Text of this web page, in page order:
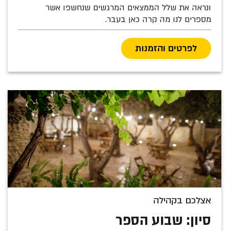
ונראה את שלל הממצאים המרגשים שנחשפו אשר
מספרים לנו מה קרה כאן בעבר.
לפרטים והזמנות
אצלכם בקהילה
סיון: שבוע הספר